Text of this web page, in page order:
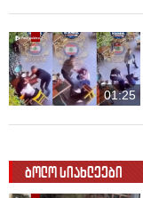
01:25
ბოლო სიახლეები